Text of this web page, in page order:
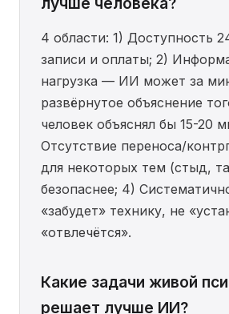
4 области: 1) Доступность
записи и оплаты; 2)
нагрузка — ИИ может за
развёрнутое объяснение
человек объяснял бы 15-20
Отсутствие переноса/
для некоторых тем (стыд,
безопаснее; 4)
«забудет» технику, не
«отвлечётся».
Какие задачи живой
решает лучше ИИ?